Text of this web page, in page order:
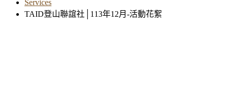
Services
TAID登山聯誼社│113年12月-活動花絮